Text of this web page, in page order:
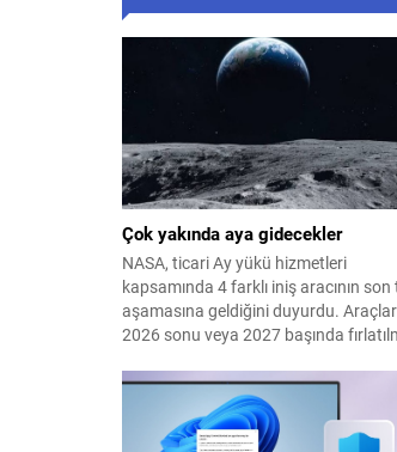
Çok yakında aya gidecekler
NASA, ticari Ay yükü hizmetleri
kapsamında 4 farklı iniş aracının son
aşamasına geldiğini duyurdu.
2026 sonu veya 2027 başında